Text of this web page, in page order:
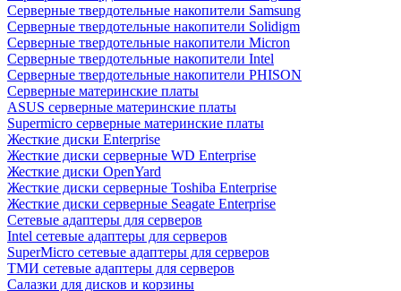
Cерверные твердотельные накопители Samsung
Cерверные твердотельные накопители Solidigm
Cерверные твердотельные накопители Micron
Cерверные твердотельные накопители Intel
Cерверные твердотельные накопители PHISON
Серверные материнские платы
ASUS серверные материнские платы
Supermicro серверные материнские платы
Жесткие диски Enterprise
Жесткие диски серверные WD Enterprise
Жесткие диски OpenYard
Жесткие диски серверные Toshiba Enterprise
Жесткие диски серверные Seagate Enterprise
Сетевые адаптеры для серверов
Intel сетевые адаптеры для серверов
SuperMicro сетевые адаптеры для серверов
ТМИ сетевые адаптеры для серверов
Салазки для дисков и корзины